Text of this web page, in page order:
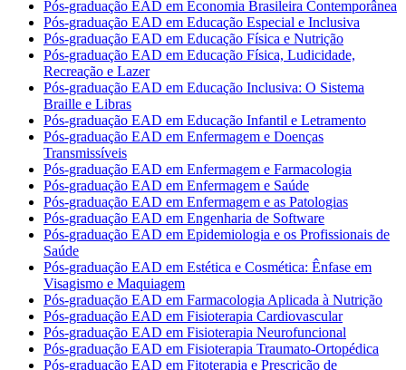
Pós-graduação EAD em Economia Brasileira Contemporânea
Pós-graduação EAD em Educação Especial e Inclusiva
Pós-graduação EAD em Educação Física e Nutrição
Pós-graduação EAD em Educação Física, Ludicidade,
Recreação e Lazer
Pós-graduação EAD em Educação Inclusiva: O Sistema
Braille e Libras
Pós-graduação EAD em Educação Infantil e Letramento
Pós-graduação EAD em Enfermagem e Doenças
Transmissíveis
Pós-graduação EAD em Enfermagem e Farmacologia
Pós-graduação EAD em Enfermagem e Saúde
Pós-graduação EAD em Enfermagem e as Patologias
Pós-graduação EAD em Engenharia de Software
Pós-graduação EAD em Epidemiologia e os Profissionais de
Saúde
Pós-graduação EAD em Estética e Cosmética: Ênfase em
Visagismo e Maquiagem
Pós-graduação EAD em Farmacologia Aplicada à Nutrição
Pós-graduação EAD em Fisioterapia Cardiovascular
Pós-graduação EAD em Fisioterapia Neurofuncional
Pós-graduação EAD em Fisioterapia Traumato-Ortopédica
Pós-graduação EAD em Fitoterapia e Prescrição de